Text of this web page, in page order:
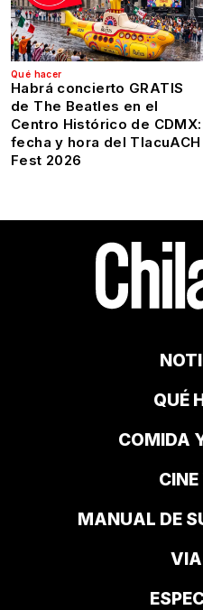
Qué hacer
Habrá concierto GRATIS
de The Beatles en el
Centro Histórico de CDMX:
fecha y hora del TlacuACH
Fest 2026
QUÉ
COMIDA
MANUAL DE